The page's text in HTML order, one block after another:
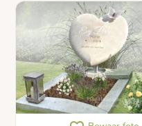
Gedenkteken met hart